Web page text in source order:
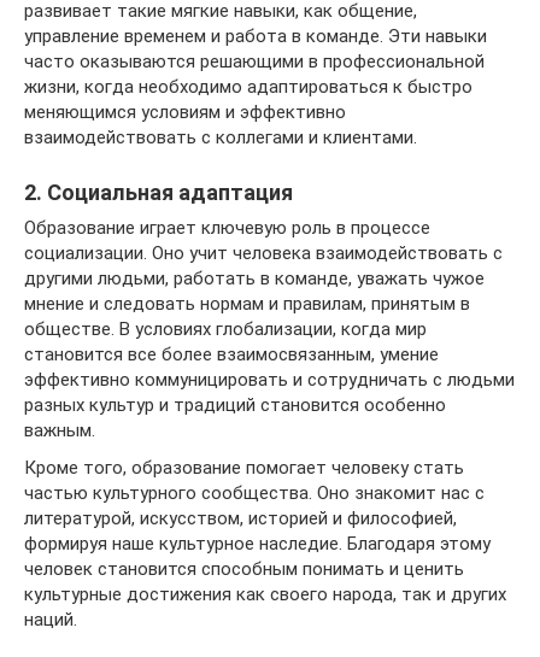
развивает такие мягкие навыки, как общение,
управление временем и работа в команде. Эти навыки
часто оказываются решающими в профессиональной
жизни, когда необходимо адаптироваться к быстро
меняющимся условиям и эффективно
взаимодействовать с коллегами и клиентами.
2. Социальная адаптация
Образование играет ключевую роль в процессе
социализации. Оно учит человека взаимодействовать с
другими людьми, работать в команде, уважать чужое
мнение и следовать нормам и правилам, принятым в
обществе. В условиях глобализации, когда мир
становится все более взаимосвязанным, умение
эффективно коммуницировать и сотрудничать с людьми
разных культур и традиций становится особенно
важным.
Кроме того, образование помогает человеку стать
частью культурного сообщества. Оно знакомит нас с
литературой, искусством, историей и философией,
формируя наше культурное наследие. Благодаря этому
человек становится способным понимать и ценить
культурные достижения как своего народа, так и других
наций.